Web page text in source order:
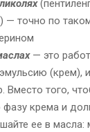
— точно по
— это
(крем),
Вместо того,
крема и
ее в масла: